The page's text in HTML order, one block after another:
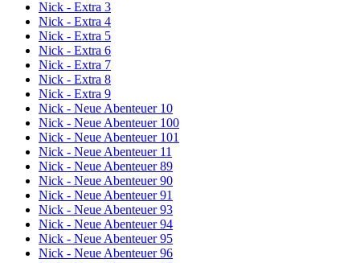
Nick - Extra 3
Nick - Extra 4
Nick - Extra 5
Nick - Extra 6
Nick - Extra 7
Nick - Extra 8
Nick - Extra 9
Nick - Neue Abenteuer 10
Nick - Neue Abenteuer 100
Nick - Neue Abenteuer 101
Nick - Neue Abenteuer 11
Nick - Neue Abenteuer 89
Nick - Neue Abenteuer 90
Nick - Neue Abenteuer 91
Nick - Neue Abenteuer 93
Nick - Neue Abenteuer 94
Nick - Neue Abenteuer 95
Nick - Neue Abenteuer 96